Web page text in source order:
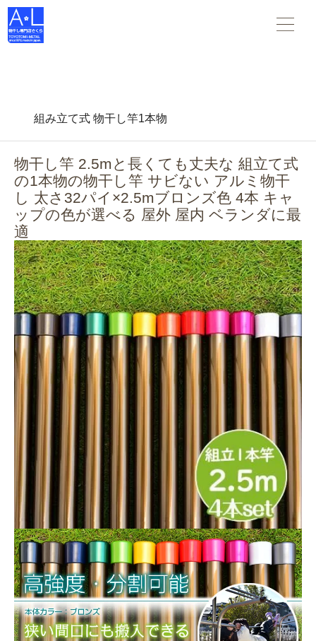
物干し竿 物干し台 布団干し がすべて揃う 物干し専門店さくら
。スタンダードな物干し・布団干しからデザインされた物干
し-- 創業45年の老舗物干しメーカーです。
組み立て式 物干し竿1本物
物干し竿 2.5mと長くても丈夫な 組立て式
の1本物の物干し竿 サビない アルミ物干
し 太さ32パイ×2.5mブロンズ色 4本 キャ
ップの色が選べる 屋外 屋内 ベランダに最
適